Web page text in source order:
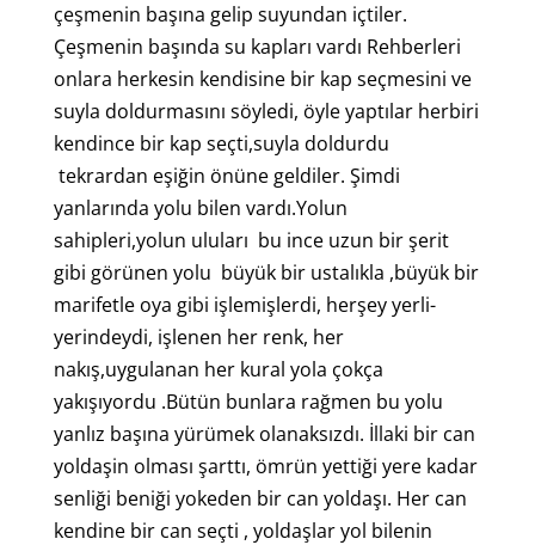
çeşmenin başına gelip suyundan içtiler.
Çeşmenin başında su kapları vardı Rehberleri
onlara herkesin kendisine bir kap seçmesini ve
suyla doldurmasını söyledi, öyle yaptılar herbiri
kendince bir kap seçti,suyla doldurdu
tekrardan eşiğin önüne geldiler. Şimdi
yanlarında yolu bilen vardı.Yolun
sahipleri,yolun uluları bu ince uzun bir şerit
gibi görünen yolu büyük bir ustalıkla ,büyük bir
marifetle oya gibi işlemişlerdi, herşey yerli-
yerindeydi, işlenen her renk, her
nakış,uygulanan her kural yola çokça
yakışıyordu .Bütün bunlara rağmen bu yolu
yanlız başına yürümek olanaksızdı. İllaki bir can
yoldaşin olması şarttı, ömrün yettiği yere kadar
senliği beniği yokeden bir can yoldaşı. Her can
kendine bir can seçti , yoldaşlar yol bilenin